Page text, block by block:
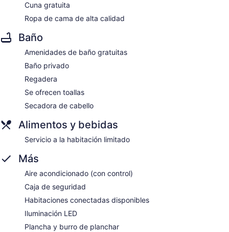
Cuna gratuita
Ropa de cama de alta calidad
Baño
Amenidades de baño gratuitas
Baño privado
Regadera
Se ofrecen toallas
Secadora de cabello
Alimentos y bebidas
Servicio a la habitación limitado
Más
Aire acondicionado (con control)
Caja de seguridad
Habitaciones conectadas disponibles
Iluminación LED
Plancha y burro de planchar